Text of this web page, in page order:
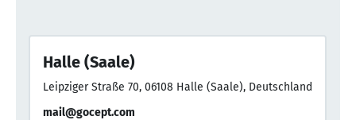
Halle (Saale)
Leipziger Straße 70, 06108 Halle (Saale), Deutschland
mail@gocept.com